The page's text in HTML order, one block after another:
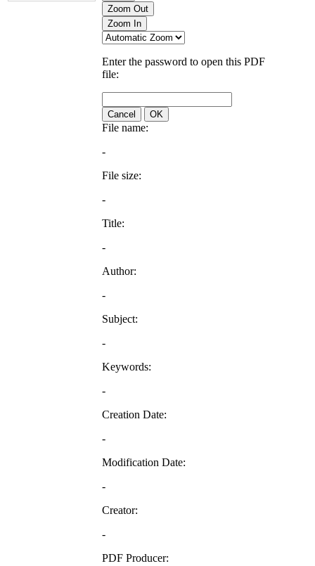
Zoom Out
Zoom In
Enter the password to open this PDF
file:
Cancel OK
File name:
-
File size:
-
Title:
-
Author:
-
Subject:
-
Keywords:
-
Creation Date:
-
Modification Date:
-
Creator:
-
PDF Producer: